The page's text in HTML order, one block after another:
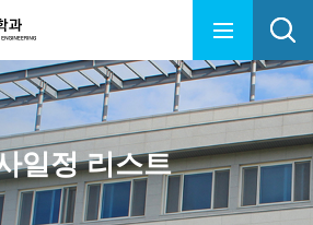
일정 리스트